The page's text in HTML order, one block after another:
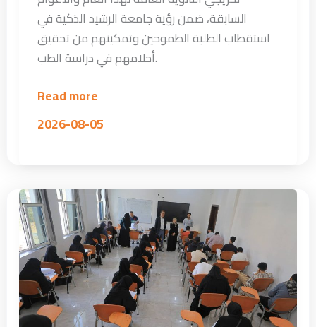
السابقة، ضمن رؤية جامعة الرشيد الذكية في
استقطاب الطلبة الطموحين وتمكينهم من تحقيق
أحلامهم في دراسة الطب.
Read more
2026-08-05
بداية
الطريق
نحو
مهنة
إنقاذ
الحياة
…